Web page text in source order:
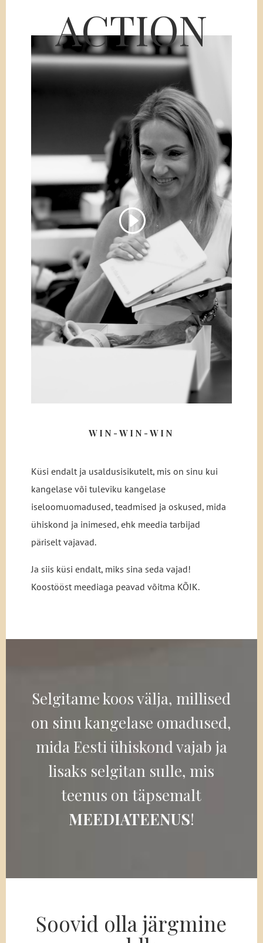
ACTION
WIN-WIN-WIN
Küsi endalt ja usaldusisikutelt, mis on sinu kui
kangelase või tuleviku kangelase
iseloomuomadused, teadmised ja oskused, mida
ühiskond ja inimesed, ehk meedia tarbijad
päriselt vajavad.
Ja siis küsi endalt, miks sina seda vajad!
Koostööst meediaga peavad võitma KÕIK.
Selgitame koos välja, millised
on sinu kangelase omadused,
mida Eesti ühiskond vajab ja
lisaks selgitan sulle, mis
teenus on täpsemalt
MEEDIATEENUS!
Soovid olla järgmine